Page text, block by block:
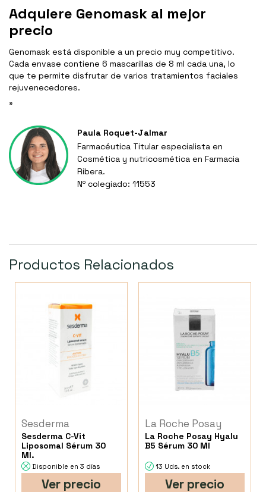
Adquiere Genomask al mejor
precio
Genomask está disponible a un precio muy competitivo.
Cada envase contiene 6 mascarillas de 8 ml cada una, lo
que te permite disfrutar de varios tratamientos faciales
rejuvenecedores.
"
Paula Roquet-Jalmar
Farmacéutica Titular especialista en
Cosmética y nutricosmética en Farmacia
Ribera.
Nº colegiado: 11553
Productos Relacionados
Sesderma
Sesderma C-Vit
Liposomal Sérum 30
Ml.
Disponible en 3 días
Ver precio
La Roche Posay
La Roche Posay Hyalu
B5 Sérum 30 Ml
13 Uds. en stock
Ver precio